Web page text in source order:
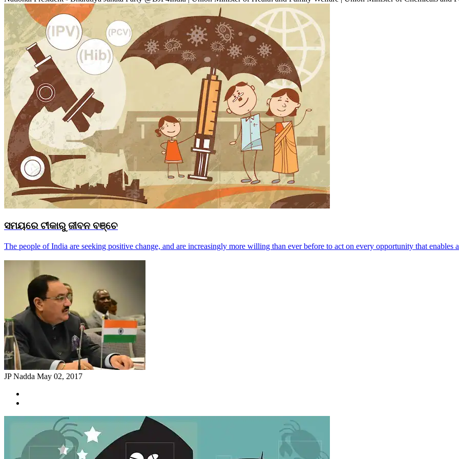
ସମୟରେ ଟୀକାରୁ ଜୀବନ ବଞ୍ଚେ
The people of India are seeking positive change, and are increasingly more willing than ever before to act on every opportunity that enables
JP Nadda May 02, 2017